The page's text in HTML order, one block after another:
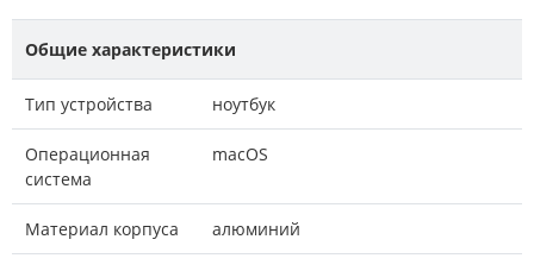
Общие характеристики
Тип устройства ноутбук
Операционная
система
macOS
Материал корпуса алюминий